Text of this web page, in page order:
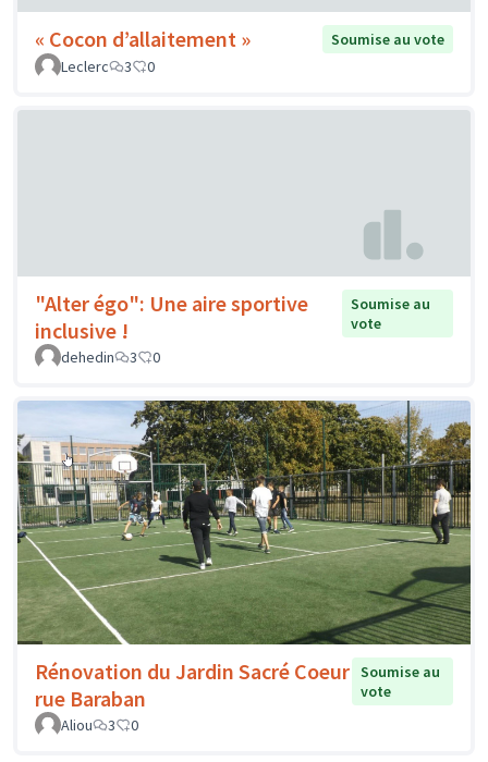
« Cocon d’allaitement »
Soumise au vote
Leclerc
3 0
"Alter égo": Une aire sportive
inclusive !
Soumise au
vote
dehedin
3 0
Rénovation du Jardin Sacré Coeur
rue Baraban
Soumise au
vote
Aliou
3 0